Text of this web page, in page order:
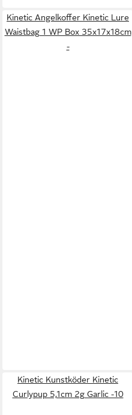
Kinetic Angelkoffer Kinetic Lure
Waistbag 1 WP Box 35x17x18cm
-
Kinetic Kunstköder Kinetic
Curlypup 5,1cm 2g Garlic -10